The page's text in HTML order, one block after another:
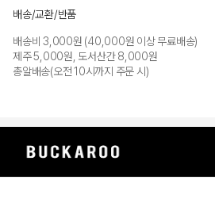
배송/교환/반품
배송비 3,000원 (40,000원 이상 무료배송)
제주 5,000원, 도서산간 8,000원
총알배송(오전 10시까지 주문 시)